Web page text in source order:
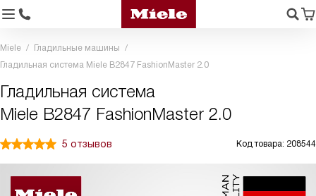
Miele
Гладильные машины
Гладильная система Miele B2847 FashionMaster 2.0
Гладильная система
Miele B2847 FashionMaster 2.0
5 отзывов Код товара: 208544